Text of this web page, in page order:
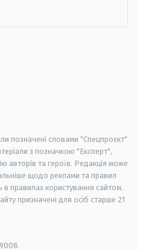
позначені словами "Спецпроєкт"
з позначкою "Експерт",
авторів та героїв. Редакція може
щодо реклами та правил
правилах користування сайтом.
призначені для осіб старше 21